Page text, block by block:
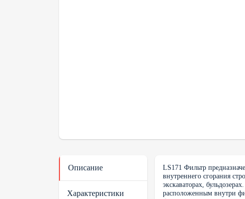
Описание
Характеристики
LS171 Фильтр
внутреннего сгорания
экскаваторах,
расположенным внутри